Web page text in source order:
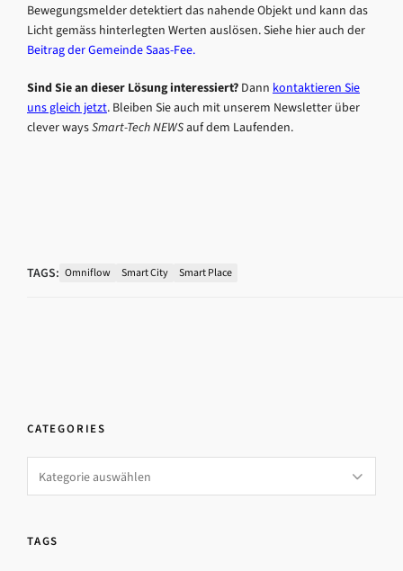
Bewegungsmelder detektiert das nahende Objekt und kann das
Licht gemäss hinterlegten Werten auslösen. Siehe hier auch der
Beitrag der Gemeinde Saas-Fee.
Sind Sie an dieser Lösung interessiert? Dann kontaktieren Sie
uns gleich jetzt. Bleiben Sie auch mit unserem Newsletter über
clever waysSmart-Tech NEWSauf dem Laufenden.
TAGS: Omniflow Smart City Smart Place
CATEGORIES
TAGS